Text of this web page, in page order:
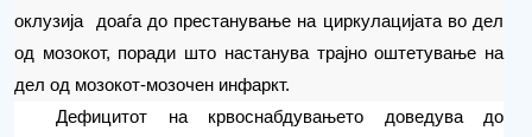
оклузија
доаѓа до престанување на циркулацијата во дел
од мозокот, поради што настанува трајно oштетување на
дел од мозокот-мозочен инфаркт.
Дефицитот на крвоснабдувањето доведува до